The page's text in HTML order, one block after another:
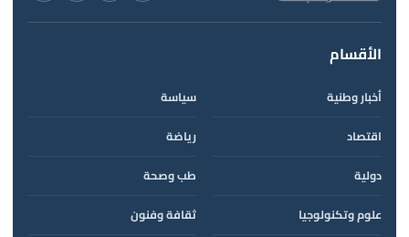
الأقسام
أخبار وطنية
سياسة
اقتصاد
رياضة
دولية
طب وصحة
علوم وتكنولوجيا
ثقافة وفنون